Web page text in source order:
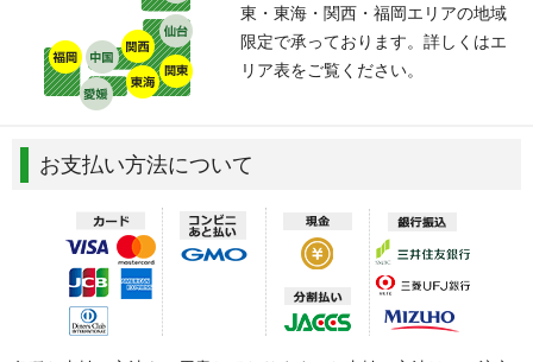
東・東海・関西・福岡エリアの地域
限定で承っております。詳しくはエ
リア表をご覧ください。
お支払い方法について